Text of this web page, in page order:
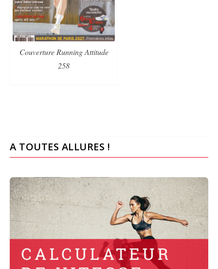
Couverture Running Attitude
258
A TOUTES ALLURES !